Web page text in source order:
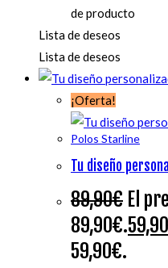
de producto
Lista de deseos
Lista de deseos
¡Oferta!
Polos Starline
Tu diseño
89,90€ El
89,90€.59,90
59,90€.